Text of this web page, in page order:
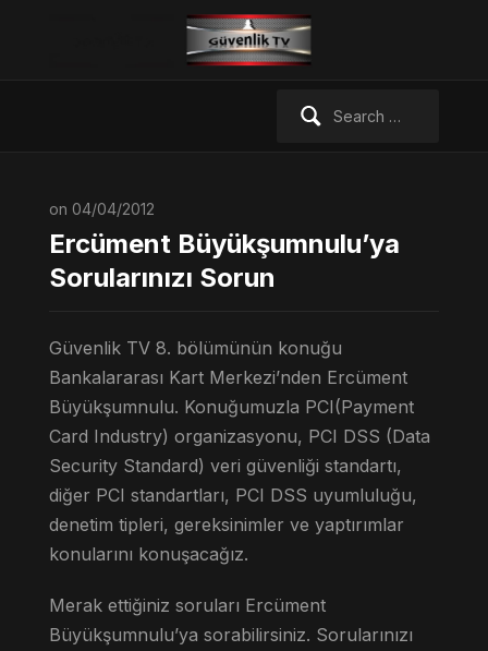
on 04/04/2012
Ercüment Büyükşumnulu’ya
Sorularınızı Sorun
Güvenlik TV 8. bölümünün konuğu
Bankalararası Kart Merkezi’nden Ercüment
Büyükşumnulu. Konuğumuzla PCI(Payment
Card Industry) organizasyonu, PCI DSS (Data
Security Standard) veri güvenliği standartı,
diğer PCI standartları, PCI DSS uyumluluğu,
denetim tipleri, gereksinimler ve yaptırımlar
konularını konuşacağız.
Merak ettiğiniz soruları Ercüment
Büyükşumnulu’ya sorabilirsiniz. Sorularınızı